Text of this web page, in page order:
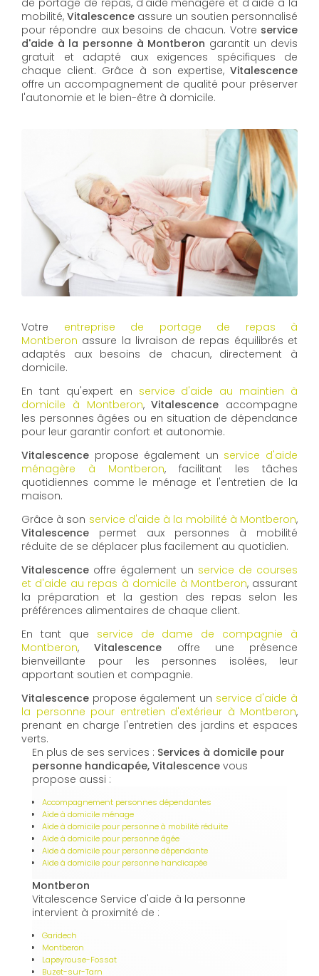
mobilité, Vitalescence assure un soutien personnalisé
pour répondre aux besoins de chacun. Votre service
d'aide à la personne à Montberon garantit un devis
gratuit et adapté aux exigences spécifiques de
chaque client. Grâce à son expertise, Vitalescence
offre un accompagnement de qualité pour préserver
l'autonomie et le bien-être à domicile.
Votre entreprise de portage de repas à
Montberon assure la livraison de repas équilibrés et
adaptés aux besoins de chacun, directement à
domicile.
En tant qu'expert en service d'aide au maintien à
domicile à Montberon,Vitalescence accompagne
les personnes âgées ou en situation de dépendance
pour leur garantir confort et autonomie.
Vitalescence propose également un service d'aide
ménagère à Montberon, facilitant les tâches
quotidiennes comme le ménage et l'entretien de la
maison.
Grâce à son service d'aide à la mobilité à Montberon,
Vitalescence permet aux personnes à mobilité
réduite de se déplacer plus facilement au quotidien.
Vitalescence offre également un service de courses
et d'aide au repas à domicile à Montberon, assurant
la préparation et la gestion des repas selon les
préférences alimentaires de chaque client.
En tant que service de dame de compagnie à
Montberon,Vitalescence offre une présence
bienveillante pour les personnes isolées, leur
apportant soutien et compagnie.
Vitalescence propose également un service d'aide à
la personne pour entretien d'extérieur à Montberon,
prenant en charge l'entretien des jardins et espaces
verts.
En plus de ses services : Services à domicile pour
personne handicapée, Vitalescence vous
propose aussi :
Accompagnement personnes dépendantes
Aide à domicile ménage
Aide à domicile pour personne à mobilité réduite
Aide à domicile pour personne âgée
Aide à domicile pour personne dépendante
Aide à domicile pour personne handicapée
Montberon
Vitalescence Service d'aide à la personne
intervient à proximité de :
Garidech
Montberon
Lapeyrouse-Fossat
Buzet-sur-Tarn